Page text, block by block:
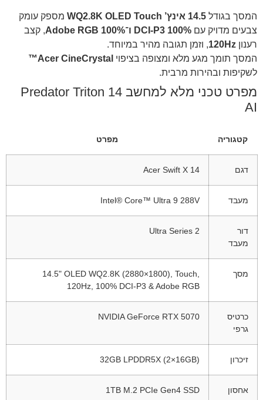
המסך בגודל 14.5 אינץ’ WQ2.8K OLED Touch
מספק עומק
צבעים מדויק עם 100% DCI-P3 ו־100% Adobe RGB
, קצב
רענון 120Hz, וזמן תגובה מהיר במיוחד.
המסך תומך מגע מלא ומצופה בציפוי Acer CineCrystal™
לשקיפות ובהירות מרבית.
מפרט טכני מלא למחשב Predator Triton 14
AI
קטגוריה מפרט
דגם Acer Swift X 14
מעבד Intel® Core™ Ultra 9 288V
דור
מעבד
Ultra Series 2
מסך
‎14.5" OLED WQ2.8K (2880×1800), Touch,
120Hz, 100% DCI-P3 & Adobe RGB
כרטיס
גרפי
NVIDIA GeForce RTX 5070
זיכרון ‎32GB LPDDR5X (2×16GB)
אחסון ‎1TB M.2 PCIe Gen4 SSD